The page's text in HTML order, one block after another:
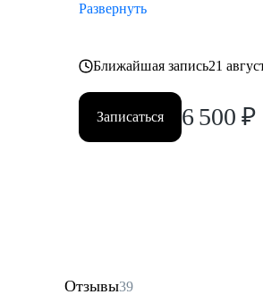
Развернуть
Ближайшая запись21
Записаться 6 500 ₽
Отзывы39